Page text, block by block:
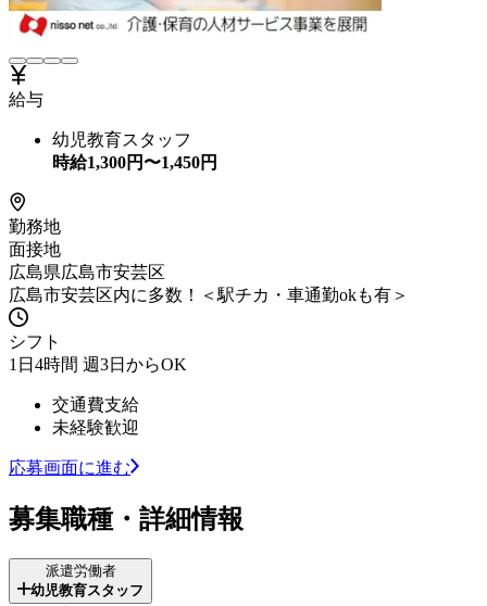
給与
幼児教育スタッフ
時給1,300円〜1,450円
勤務地
面接地
広島県広島市安芸区
広島市安芸区内に多数！＜駅チカ・車通勤okも有＞
シフト
1日4時間 週3日からOK
交通費支給
未経験歓迎
応募画面に進む
募集職種・詳細情報
派遣労働者
幼児教育スタッフ